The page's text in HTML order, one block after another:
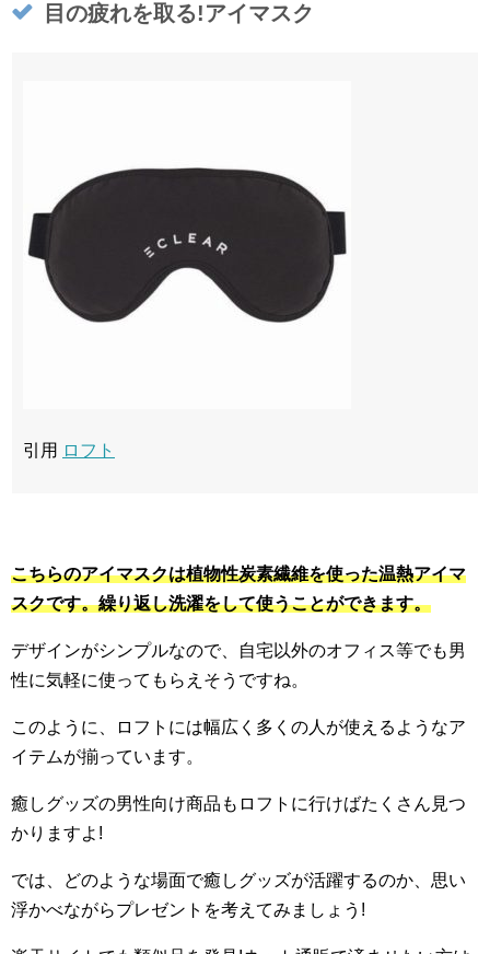
目の疲れを取る!アイマスク
引用 ロフト
こちらのアイマスクは植物性炭素繊維を使った温熱アイマ
スクです。繰り返し洗濯をして使うことができます。
デザインがシンプルなので、自宅以外のオフィス等でも男
性に気軽に使ってもらえそうですね。
このように、ロフトには幅広く多くの人が使えるようなア
イテムが揃っています。
癒しグッズの男性向け商品もロフトに行けばたくさん見つ
かりますよ!
では、どのような場面で癒しグッズが活躍するのか、思い
浮かべながらプレゼントを考えてみましょう!